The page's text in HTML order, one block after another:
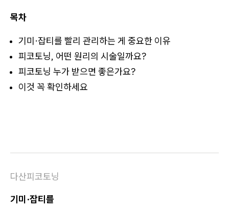
목차
기미·잡티를 빨리 관리하는 게 중요한 이유
피코토닝, 어떤 원리의 시술일까요?
피코토닝 누가 받으면 좋은가요?
이것 꼭 확인하세요
다산피코토닝
기미·잡티를